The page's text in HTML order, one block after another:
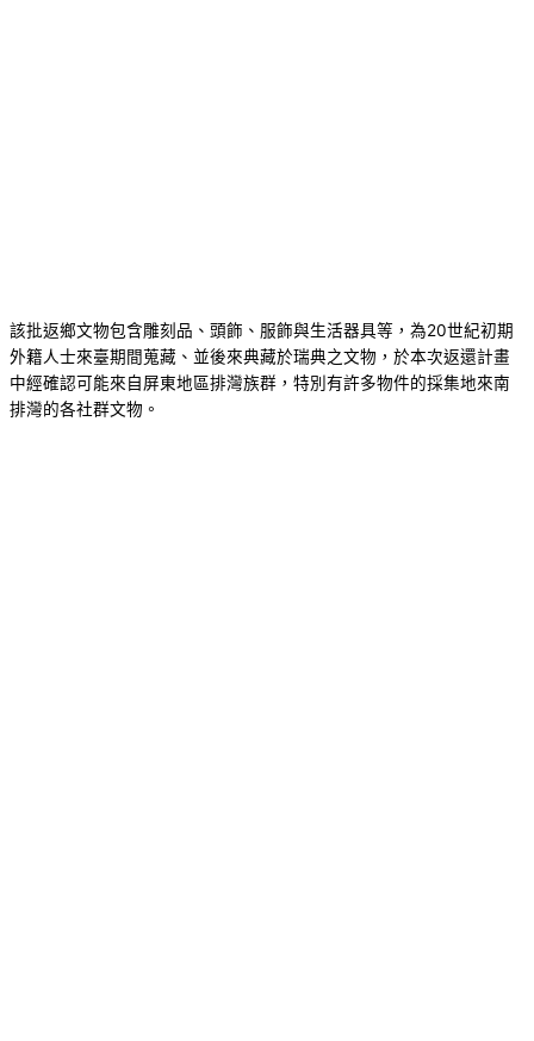
該批返鄉文物包含雕刻品、頭飾、服飾與生活器具等，為20世紀初期
外籍人士來臺期間蒐藏、並後來典藏於瑞典之文物，於本次返還計畫
中經確認可能來自屏東地區排灣族群，特別有許多物件的採集地來南
排灣的各社群文物。